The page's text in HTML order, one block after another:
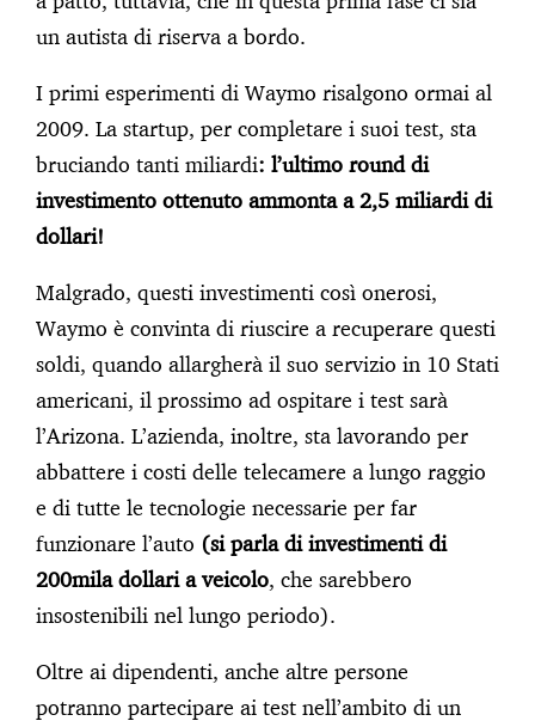
un autista di riserva a bordo.
I primi esperimenti di Waymo risalgono ormai al
2009. La startup, per completare i suoi test, sta
bruciando tanti miliardi: l’ultimo round di
investimento ottenuto ammonta a 2,5 miliardi di
dollari!
Malgrado, questi investimenti così onerosi,
Waymo è convinta di riuscire a recuperare questi
soldi, quando allargherà il suo servizio in 10 Stati
americani, il prossimo ad ospitare i test sarà
l’Arizona. L’azienda, inoltre, sta lavorando per
abbattere i costi delle telecamere a lungo raggio
e di tutte le tecnologie necessarie per far
funzionare l’auto (si parla di investimenti di
200mila dollari a veicolo, che sarebbero
insostenibili nel lungo periodo).
Oltre ai dipendenti, anche altre persone
potranno partecipare ai test nell’ambito di un